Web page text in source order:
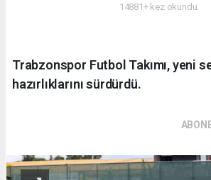
14881+ kez okundu.
Trabzonspor Futbol Takımı, yeni
hazırlıklarını sürdürdü.